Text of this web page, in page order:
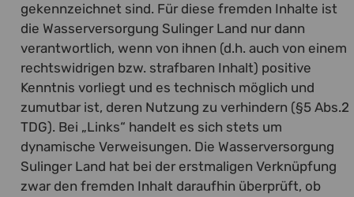
gekennzeichnet sind. Für diese fremden Inhalte ist
die Wasserversorgung Sulinger Land nur dann
verantwortlich, wenn von ihnen (d.h. auch von einem
rechtswidrigen bzw. strafbaren Inhalt) positive
Kenntnis vorliegt und es technisch möglich und
zumutbar ist, deren Nutzung zu verhindern (§5 Abs.2
TDG). Bei „Links“ handelt es sich stets um
dynamische Verweisungen. Die Wasserversorgung
Sulinger Land hat bei der erstmaligen Verknüpfung
zwar den fremden Inhalt daraufhin überprüft, ob